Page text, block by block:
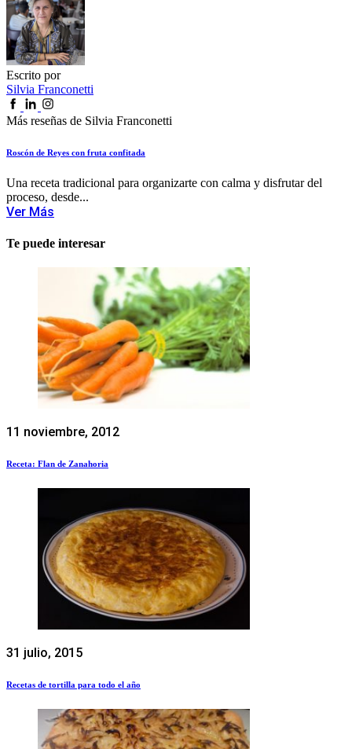
Escrito por
Silvia Franconetti
Más reseñas de Silvia Franconetti
Roscón de Reyes con fruta confitada
Una receta tradicional para organizarte con calma y disfrutar del
proceso, desde...
Ver Más
Te puede interesar
11 noviembre, 2012
Receta: Flan de Zanahoria
31 julio, 2015
Recetas de tortilla para todo el año